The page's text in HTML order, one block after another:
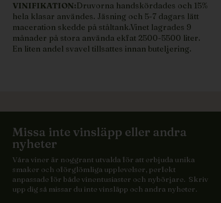
VINIFIKATION:Druvorna handskördades och 15%
hela klasar användes. Jäsning och 5-7 dagars lätt
maceration skedde på ståltank.Vinet lagrades 9
månader på stora använda ekfat 2500-5500 liter.
En liten andel svavel tillsattes innan buteljering.
Missa inte vinsläpp eller andra
nyheter
Våra viner är noggrant utvalda för att erbjuda unika
smaker och oförglömliga upplevelser, perfekt
anpassade för både vinentusiaster och nybörjare. Skriv
upp dig så missar du inte vinsläpp och andra nyheter.